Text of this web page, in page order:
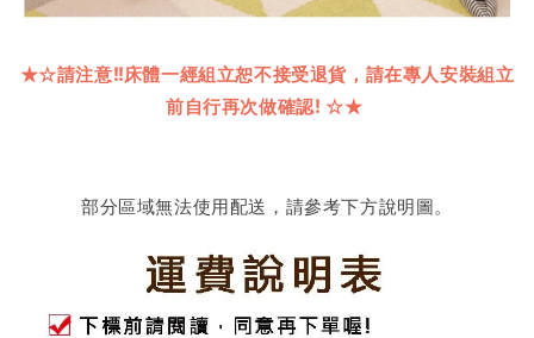
★☆請注意!!床體一經組立恕不接受退貨，請在專人安裝組立
前自行再次做確認!☆★
部分區域無法使用配送，請參考下方說明圖。